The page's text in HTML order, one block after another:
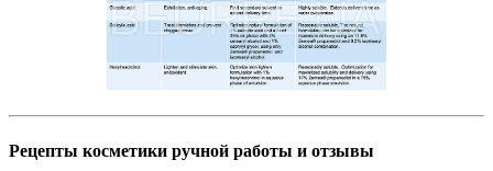
Рецепты косметики ручной работы и отзывы